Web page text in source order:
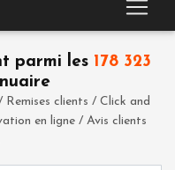
parmi les 178 323
clients / Click and
en ligne / Avis clients